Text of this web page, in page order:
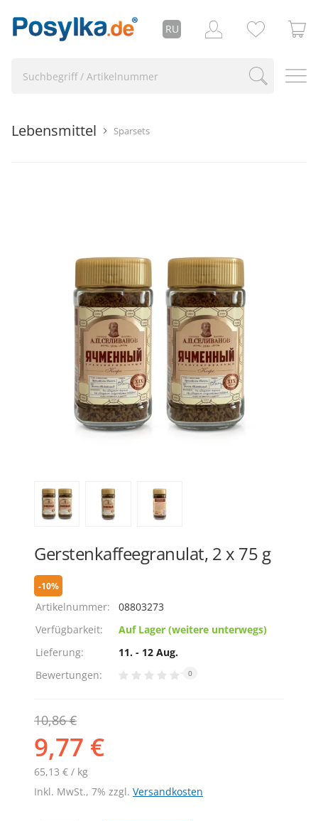
RU
Sparsets
Lebensmittel
Gerstenkaffeegranulat, 2 х 75 g
-10%
Artikelnummer:
08803273
Verfügbarkeit:
Auf Lager (weitere unterwegs)
Lieferung:
11. - 12 Aug.
Bewertungen:
0
10,86 €
9,77 €
65,13 € / kg
Inkl. MwSt., 7% zzgl. Versandkosten